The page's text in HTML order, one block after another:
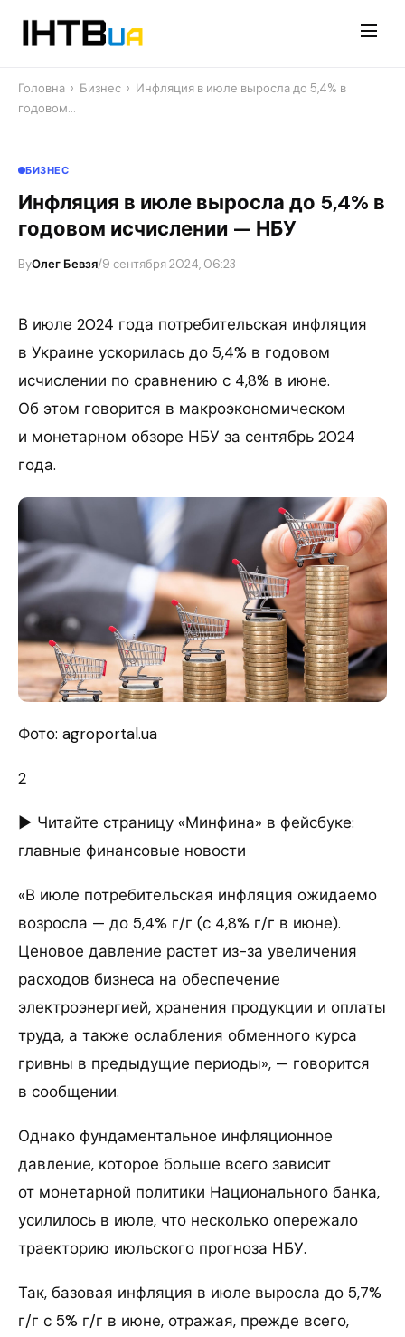
Головна › Бизнес › Инфляция в июле выросла до 5,4% в
годовом…
БИЗНЕС
Инфляция в июле выросла до 5,4% в
годовом исчислении — НБУ
ByОлег Бевзя/9 сентября 2024, 06:23
В июле 2024 года потребительская инфляция
в Украине ускорилась до 5,4% в годовом
исчислении по сравнению с 4,8% в июне.
Об этом говорится в макроэкономическом
и монетарном обзоре НБУ за сентябрь 2024
года.
Фото: agroportal.ua
2
► Читайте страницу «Минфина» в фейсбуке:
главные финансовые новости
«В июле потребительская инфляция ожидаемо
возросла — до 5,4% г/г (с 4,8% г/г в июне).
Ценовое давление растет из-за увеличения
расходов бизнеса на обеспечение
электроэнергией, хранения продукции и оплаты
труда, а также ослабления обменного курса
гривны в предыдущие периоды», — говорится
в сообщении.
Однако фундаментальное инфляционное
давление, которое больше всего зависит
от монетарной политики Национального банка,
усилилось в июле, что несколько опережало
траекторию июльского прогноза НБУ.
Так, базовая инфляция в июле выросла до 5,7%
г/г с 5% г/г в июне, отражая, прежде всего,